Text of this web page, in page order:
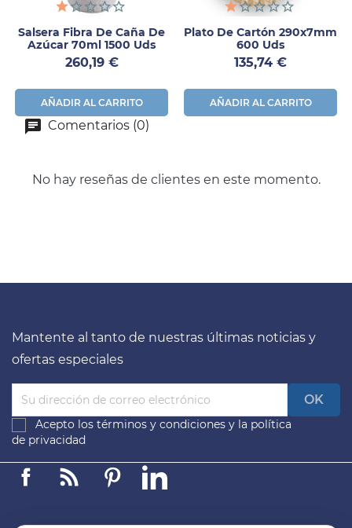
Salsera Fibra De Caña De
Azúcar 70ml 1500 Uds
Precio
260,19 €
AÑADIR AL CARRITO
Plato De Cartón 290x7mm
600 Uds
Precio
135,74 €
AÑADIR AL CARRITO
Comentarios (0)
No hay reseñas de clientes en este momento.
Mantente al tanto de nuestras últimas noticias y
ofertas especiales
Acepto los términos y condiciones y la política
de privacidad
FacebookLinkedinPinterest